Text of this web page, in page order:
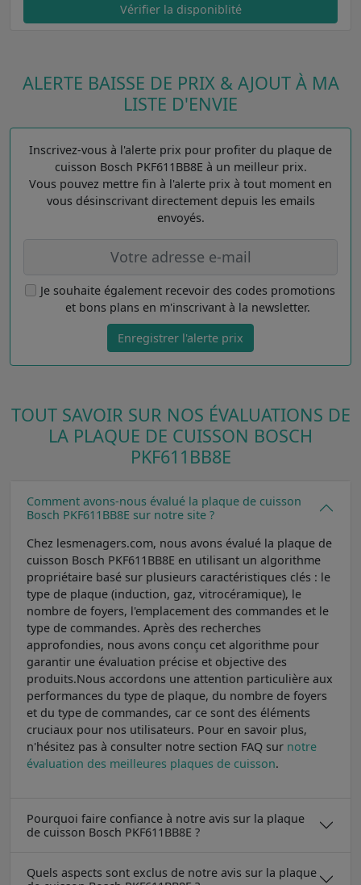
Vérifier la disponiblité
ALERTE BAISSE DE PRIX & AJOUT À MA
LISTE D'ENVIE
Inscrivez-vous à l'alerte prix pour profiter du plaque de
cuisson Bosch PKF611BB8E à un meilleur prix.
Vous pouvez mettre fin à l'alerte prix à tout moment en
vous désinscrivant directement depuis les emails
envoyés.
Je souhaite également recevoir des codes promotions
et bons plans en m'inscrivant à la newsletter.
Enregistrer l'alerte prix
TOUT SAVOIR SUR NOS ÉVALUATIONS DE
LA PLAQUE DE CUISSON BOSCH
PKF611BB8E
Comment avons-nous évalué la plaque de cuisson
Bosch PKF611BB8E sur notre site ?
Chez lesmenagers.com, nous avons évalué la plaque de
cuisson Bosch PKF611BB8E en utilisant un algorithme
propriétaire basé sur plusieurs caractéristiques clés : le
type de plaque (induction, gaz, vitrocéramique), le
nombre de foyers, l'emplacement des commandes et le
type de commandes. Après des recherches
approfondies, nous avons conçu cet algorithme pour
garantir une évaluation précise et objective des
produits.Nous accordons une attention particulière aux
performances du type de plaque, du nombre de foyers
et du type de commandes, car ce sont des éléments
cruciaux pour nos utilisateurs. Pour en savoir plus,
n'hésitez pas à consulter notre section FAQ sur notre
évaluation des meilleures plaques de cuisson.
Pourquoi faire confiance à notre avis sur la plaque
de cuisson Bosch PKF611BB8E ?
Quels aspects sont exclus de notre avis sur la plaque